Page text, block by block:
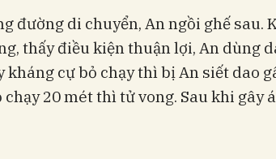
đường di chuyển, An ngồi ghế sau.
thấy điều kiện thuận lợi, An dùng
kháng cự bỏ chạy thì bị An siết dao
chạy 20 mét thì tử vong. Sau khi gây